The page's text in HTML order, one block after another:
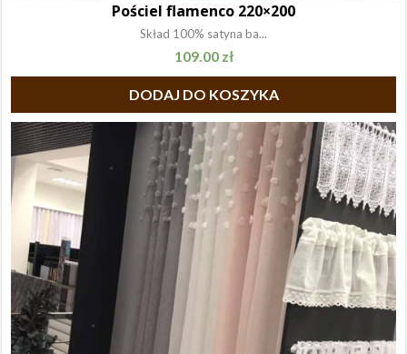
Pościel flamenco 220×200
Skład 100% satyna ba...
109.00 zł
DODAJ DO KOSZYKA